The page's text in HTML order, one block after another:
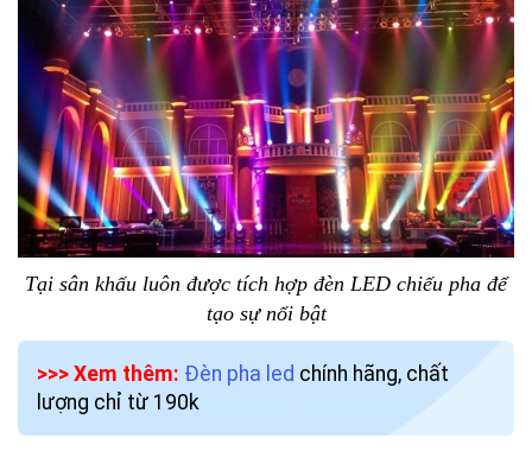
Tại sân khấu luôn được tích hợp đèn LED chiếu pha để
tạo sự nổi bật
>>> Xem thêm: Đèn pha led chính hãng, chất
lượng chỉ từ 190k